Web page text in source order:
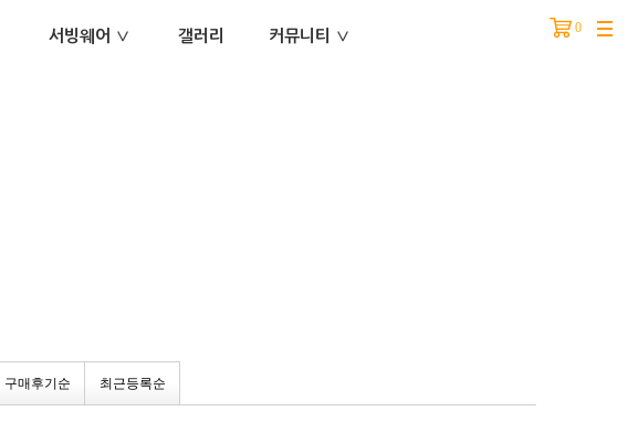
서빙웨어 ∨ 갤러리 커뮤니티 ∨ 0
분류
구매후기순 최근등록순